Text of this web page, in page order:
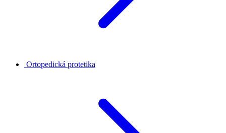
Ortopedická protetika